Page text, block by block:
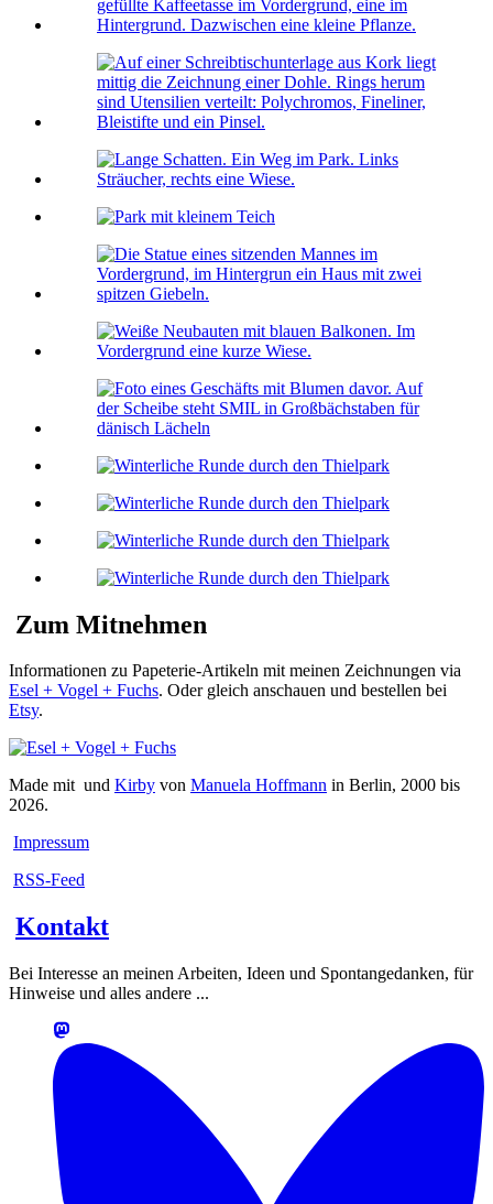
Zum Mitnehmen
Informationen zu Papeterie-Artikeln mit meinen Zeichnungen via
Esel + Vogel + Fuchs. Oder gleich anschauen und bestellen bei
Etsy.
Made mit und Kirby von Manuela Hoffmann in Berlin, 2000 bis
2026.
Impressum
RSS-Feed
Kontakt
Bei Interesse an meinen Arbeiten, Ideen und Spontangedanken, für
Hinweise und alles andere ...